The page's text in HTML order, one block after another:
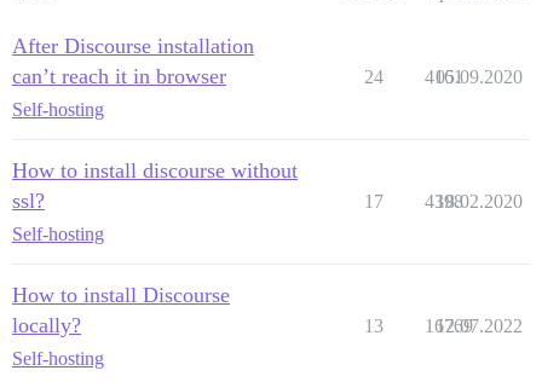
After Discourse installation
can’t reach it in browser
Self-hosting
24 4161
05.09.2020
How to install discourse without
ssl?
Self-hosting
17 4398
18.02.2020
How to install Discourse
locally?
Self-hosting
13 16769
12.07.2022